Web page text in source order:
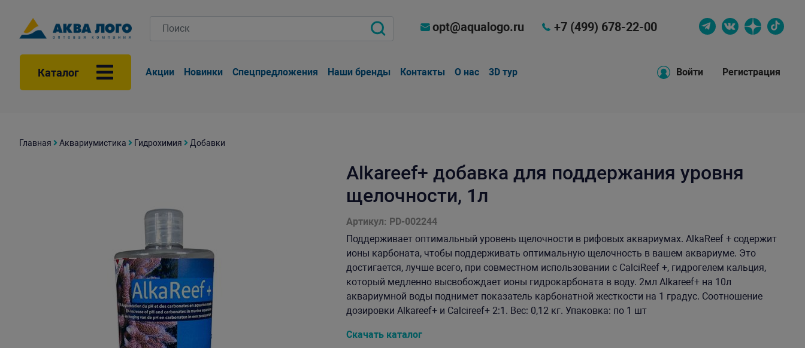
opt@aqualogo.ru +7 (499) 678-22-00
Каталог Акции Новинки Спецпредложения Наши бренды Контакты О нас 3D тур Войти Регистрация
Главная Аквариумистика Гидрохимия Добавки
Alkareef+ добавка для поддержания уровня
щелочности, 1л
Артикул: PD-002244
Поддерживает оптимальный уровень щелочности в рифовых аквариумах. AlkaReef + содержит
ионы карбоната, чтобы поддерживать оптимальную щелочность в вашем аквариуме. Это
достигается, лучше всего, при совместном использовании с CalciReef +, гидрогелем кальция,
который медленно высвобождает ионы гидрокарбоната в воду. 2мл Alkareef+ на 10л
аквариумной воды поднимет показатель карбонатной жесткости на 1 градус. Соотношение
дозировки Alkareef+ и Calcireef+ 2:1. Вес: 0,12 кг. Упаковка: по 1 шт
Скачать каталог